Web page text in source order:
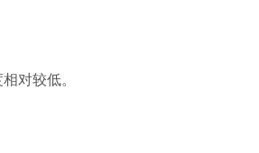
对较低。